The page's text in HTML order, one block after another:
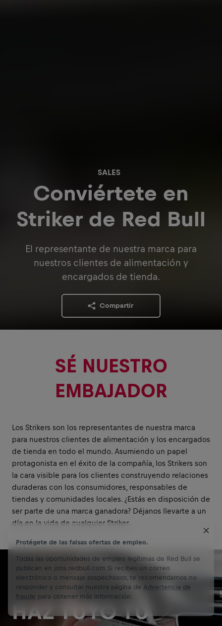
SALES
Conviértete en
Striker de Red Bull
El representante de nuestra marca para
nuestros clientes de alimentación y
encargados de tienda.
Compartir
SÉ NUESTRO
EMBAJADOR
Los Strikers son los representantes de nuestra marca
para nuestros clientes de alimentación y los encargados
de tienda en todo el mundo. Asumiendo un papel
protagonista en el éxito de la compañía, los Strikers son
la cara visible para los clientes construyendo relaciones
duraderas con los consumidores, responsables de
tiendas y comunidades locales. ¿Estás en disposición de
ser parte de una marca ganadora? Déjanos llevarte a un
día en la vida de cualquier Striker.
HAZ TUYO TU
Protégete de las falsas ofertas de empleo.
Todas las oportunidades de empleo legítimas de Red Bull se
publican en jobs.redbull.com.Si recibes un correo
electrónico o mensaje sospechosos, te recomendamos no
responder y consultar nuestra página de Advertencia de
fraude para obtener más información.